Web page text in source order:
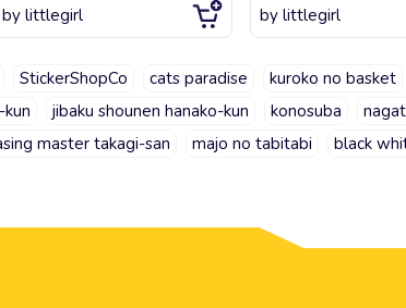
by littlegirl by littlegirl
StickerShopCo cats paradise kuroko no basket
jibaku shounen hanako-kun konosuba
master takagi-san majo no tabitabi black